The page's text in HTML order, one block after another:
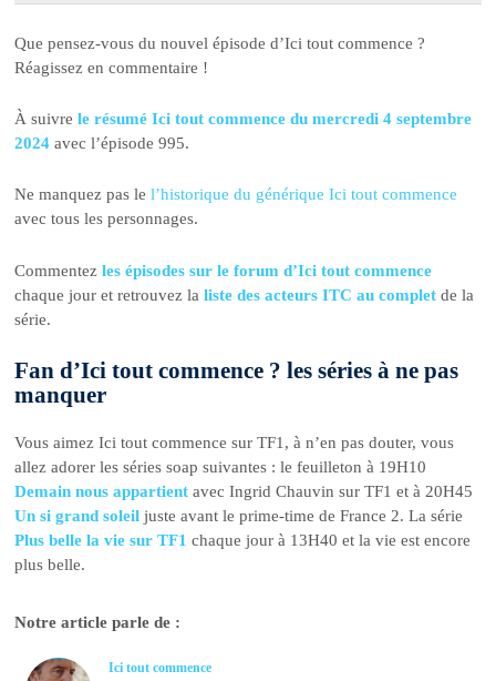
Que pensez-vous du nouvel épisode d’Ici tout commence ?
Réagissez en commentaire !
À suivrele résumé Ici tout commence du mercredi 4 septembre
2024 avec l’épisode 995.
Ne manquez pas lel’historique du générique Ici tout commence
avec tous les personnages.
Commentezles épisodes sur le forum d’Ici tout commence
chaque jour et retrouvez laliste des acteurs ITC au complet de la
série.
Fan d’Ici tout commence ? les séries à ne pas
manquer
Vous aimez Ici tout commence sur TF1, à n’en pas douter, vous
allez adorer les séries soap suivantes : le feuilleton à 19H10
Demain nous appartientavec Ingrid Chauvin sur TF1 et à 20H45
Un si grand soleil juste avant le prime-time de France 2. La série
Plus belle la vie sur TF1 chaque jour à 13H40 et la vie est encore
plus belle.
Notre article parle de :
Ici tout commence